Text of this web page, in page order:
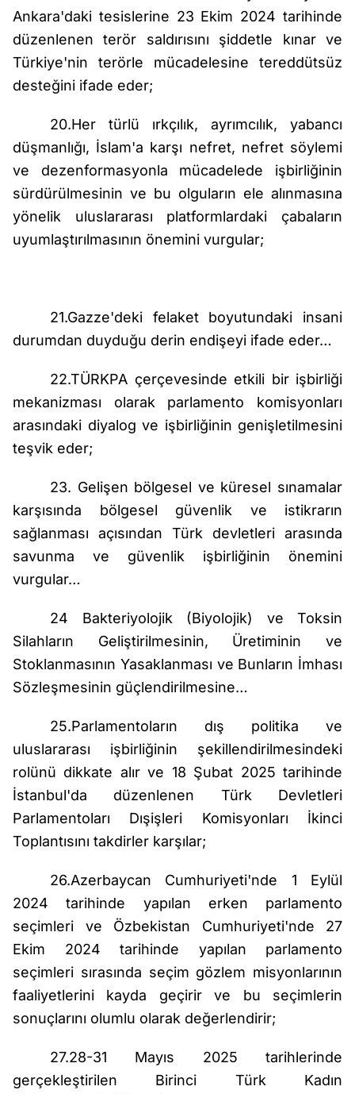
Ankara'daki tesislerine 23 Ekim 2024 tarihinde
düzenlenen terör saldırısını şiddetle kınar ve
Türkiye'nin terörle mücadelesine tereddütsüz
desteğini ifade eder;
20.Her türlü ırkçılık, ayrımcılık, yabancı
düşmanlığı, İslam'a karşı nefret, nefret söylemi
ve dezenformasyonla mücadelede işbirliğinin
sürdürülmesinin ve bu olguların ele alınmasına
yönelik uluslararası platformlardaki çabaların
uyumlaştırılmasının önemini vurgular;
21.Gazze'deki felaket boyutundaki insani
durumdan duyduğu derin endişeyi ifade eder…
22.TÜRKPA çerçevesinde etkili bir işbirliği
mekanizması olarak parlamento komisyonları
arasındaki diyalog ve işbirliğinin genişletilmesini
teşvik eder;
23. Gelişen bölgesel ve küresel sınamalar
karşısında bölgesel güvenlik ve istikrarın
sağlanması açısından Türk devletleri arasında
savunma ve güvenlik işbirliğinin önemini
vurgular…
24 Bakteriyolojik (Biyolojik) ve Toksin
Silahların Geliştirilmesinin, Üretiminin ve
Stoklanmasının Yasaklanması ve Bunların İmhası
Sözleşmesinin güçlendirilmesine…
25.Parlamentoların dış politika ve
uluslararası işbirliğinin şekillendirilmesindeki
rolünü dikkate alır ve 18 Şubat 2025 tarihinde
İstanbul'da düzenlenen Türk Devletleri
Parlamentoları Dışişleri Komisyonları İkinci
Toplantısını takdirler karşılar;
26.Azerbaycan Cumhuriyeti'nde 1 Eylül
2024 tarihinde yapılan erken parlamento
seçimleri ve Özbekistan Cumhuriyeti'nde 27
Ekim 2024 tarihinde yapılan parlamento
seçimleri sırasında seçim gözlem misyonlarının
faaliyetlerini kayda geçirir ve bu seçimlerin
sonuçlarını olumlu olarak değerlendirir;
27.28-31 Mayıs 2025 tarihlerinde
gerçekleştirilen Birinci Türk Kadın